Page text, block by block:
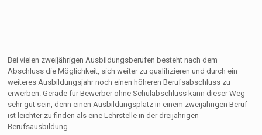
Bei vielen zweijährigen Ausbildungsberufen besteht nach dem
Abschluss die Möglichkeit, sich weiter zu qualifizieren und durch ein
weiteres Ausbildungsjahr noch einen höheren Berufsabschluss zu
erwerben. Gerade für Bewerber ohne Schulabschluss kann dieser Weg
sehr gut sein, denn einen Ausbildungsplatz in einem zweijährigen Beruf
ist leichter zu finden als eine Lehrstelle in der dreijährigen
Berufsausbildung.